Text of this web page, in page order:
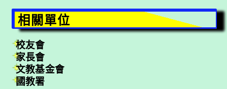
相關單位
校友會
家長會
文教基金會
國教署